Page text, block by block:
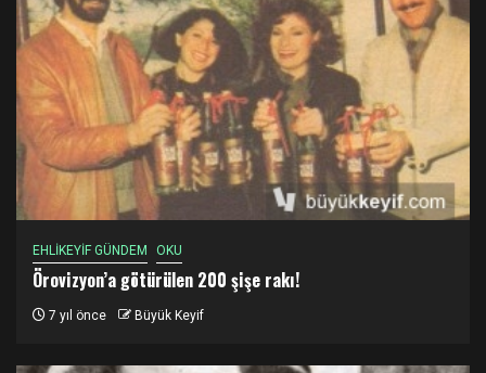
EHLİKEYİF GÜNDEM OKU
Örovizyon’a götürülen 200 şişe rakı!
7 yıl önce Büyük Keyif